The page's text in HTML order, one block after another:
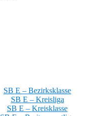
SB E – Bezirksklasse
SB E – Kreisliga
SB E – Kreisklasse